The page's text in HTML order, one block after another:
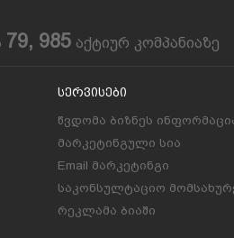
79, 985 აქტიურ კომპანიაზე
Სერვისები
წვდომა ბიზნეს
მარკეტინგული სია
Email მარკეტინგი
საკონსულტაციო
რეკლამა ბიაში